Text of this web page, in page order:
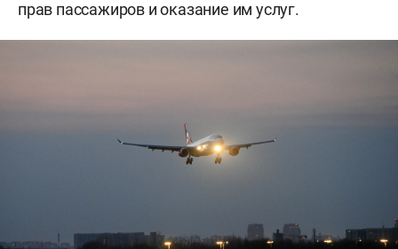
прав пассажиров и оказание им услуг.